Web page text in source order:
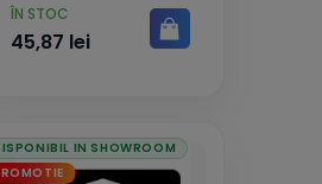
PRET
ÎN STOC
45,87 lei
IN SHOWROOM